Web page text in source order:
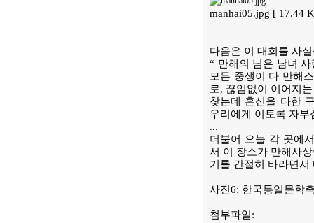
manhai05.jpg [ 17.44
다음은 이 대회를 사
“ 만해의 님은 남녀
모든 중생이 다 만해
로, 끊임없이 이어지
찾는데 혼신을 다한
우리에게 이토록 자
...
더불어 오늘 각 곳에
서 이 장소가 만해사
기를 간절히 바라면서
사진6: 한국통일문학
첨부파일: